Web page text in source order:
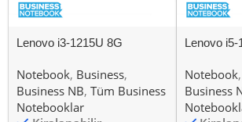
Lenovo i3-1215U 8G
Notebook, Business,
Business NB, Tüm Business
Notebooklar
Lenovo i5-
Notebook,
Business